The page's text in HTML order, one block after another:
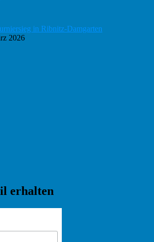
in Ribnitz-Damgarten
2026
erhalten